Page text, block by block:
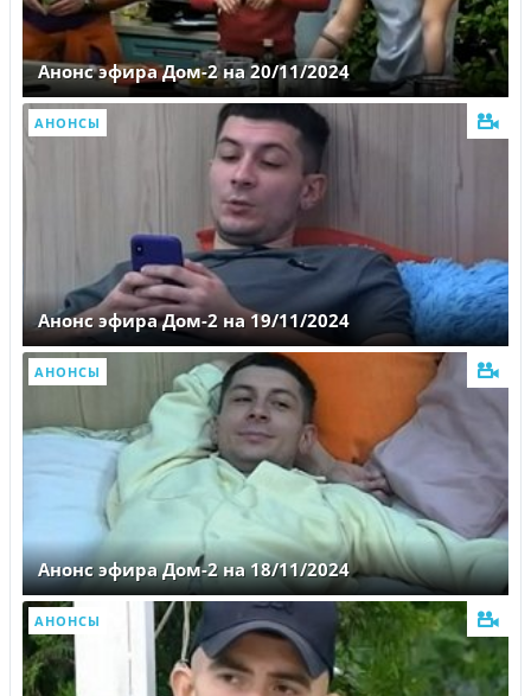
Анонс эфира Дом-2 на 20/11/2024
АНОНСЫ
Анонс эфира Дом-2 на 19/11/2024
АНОНСЫ
Анонс эфира Дом-2 на 18/11/2024
АНОНСЫ